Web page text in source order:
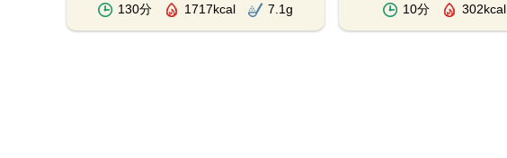
130分 1717kcal 7.1g 10分 302kcal